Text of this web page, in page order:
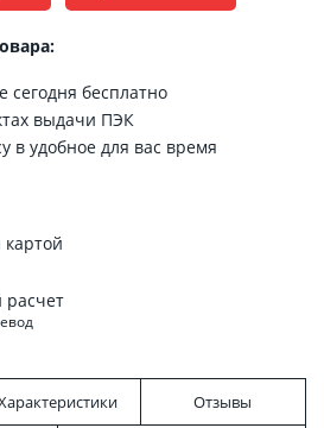
сегодня бесплатно
выдачи ПЭК
в удобное для вас время
Отзывы